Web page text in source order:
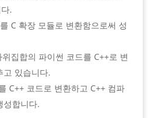
.
C 확장 모듈로 변환함으로써 성
집합의 파이썬 코드를 C++로 변
고 있습니다.
C++ 코드로 변환하고 C++ 컴파
성합니다.